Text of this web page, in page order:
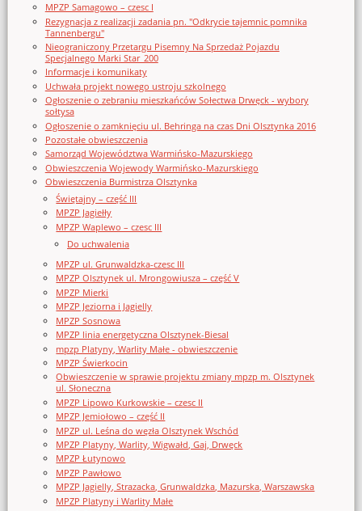
MPZP Samagowo – czesc I
Rezygnacja z realizacji zadania pn. "Odkrycie tajemnic pomnika
Tannenbergu"
Nieograniczony Przetargu Pisemny Na Sprzedaż Pojazdu
Specjalnego Marki Star_200
Informacje i komunikaty
Uchwała projekt nowego ustroju szkolnego
Ogłoszenie o zebraniu mieszkańców Sołectwa Drwęck - wybory
sołtysa
Ogłoszenie o zamknięciu ul. Behringa na czas Dni Olsztynka 2016
Pozostałe obwieszczenia
Samorząd Województwa Warmińsko-Mazurskiego
Obwieszczenia Wojewody Warmińsko-Mazurskiego
Obwieszczenia Burmistrza Olsztynka
Świętajny – część III
MPZP Jagiełły
MPZP Waplewo – czesc III
Do uchwalenia
MPZP ul. Grunwaldzka-czesc III
MPZP Olsztynek ul. Mrongowiusza – część V
MPZP Mierki
MPZP Jeziorna i Jagielly
MPZP Sosnowa
MPZP linia energetyczna Olsztynek-Biesal
mpzp Platyny, Warlity Małe - obwieszczenie
MPZP Świerkocin
Obwieszczenie w sprawie projektu zmiany mpzp m. Olsztynek
ul. Słoneczna
MPZP Lipowo Kurkowskie – czesc II
MPZP Jemiołowo – część II
MPZP ul. Leśna do węzła Olsztynek Wschód
MPZP Platyny, Warlity, Wigwałd, Gaj, Drwęck
MPZP Łutynowo
MPZP Pawłowo
MPZP Jagielly, Strazacka, Grunwaldzka, Mazurska, Warszawska
MPZP Platyny i Warlity Małe